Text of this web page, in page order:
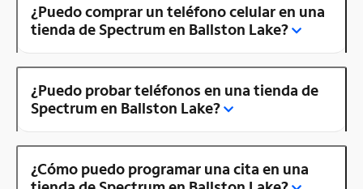
¿Puedo comprar un teléfono celular en una
tienda de Spectrum en Ballston Lake?
¿Puedo probar teléfonos en una tienda de
Spectrum en Ballston Lake?
¿Cómo puedo programar una cita en una